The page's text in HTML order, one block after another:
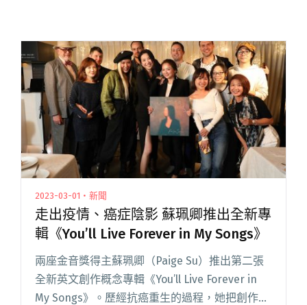
2023-03-01・新聞
走出疫情、癌症陰影 蘇珮卿推出全新專
輯《You’ll Live Forever in My Songs》
兩座金音獎得主蘇珮卿（Paige Su）推出第二張
全新英文創作概念專輯《You’ll Live Forever in
My Songs》。歷經抗癌重生的過程，她把創作靈